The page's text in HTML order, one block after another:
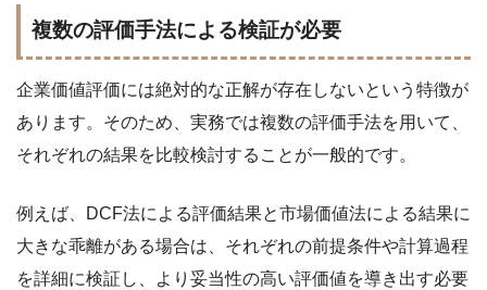
複数の評価手法による検証が必要
企業価値評価には絶対的な正解が存在しないという特徴が
あります。そのため、実務では複数の評価手法を用いて、
それぞれの結果を比較検討することが一般的です。
例えば、DCF法による評価結果と市場価値法による結果に
大きな乖離がある場合は、それぞれの前提条件や計算過程
を詳細に検証し、より妥当性の高い評価値を導き出す必要